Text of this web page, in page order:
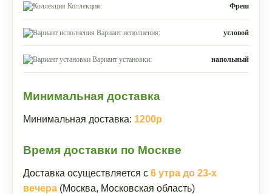
Коллекция: Фреш
Вариант исполнения: угловой
Вариант установки: напольный
Минимальная доставка
Минимальная доставка: 1200р
Время доставки по Москве
Доставка осуществляется с 6 утра до 23-х
вечера (Москва, Московская область)